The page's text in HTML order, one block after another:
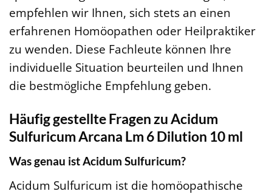
empfehlen wir Ihnen, sich stets an einen
erfahrenen Homöopathen oder Heilpraktiker
zu wenden. Diese Fachleute können Ihre
individuelle Situation beurteilen und Ihnen
die bestmögliche Empfehlung geben.
Häufig gestellte Fragen zu Acidum
Sulfuricum Arcana Lm 6 Dilution 10 ml
Was genau ist Acidum Sulfuricum?
Acidum Sulfuricum ist die homöopathische